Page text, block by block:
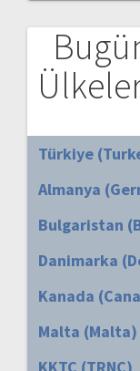
Türkiye
Almanya
Bulgaristan
Danimarka
Kanada
Malta (Malta)